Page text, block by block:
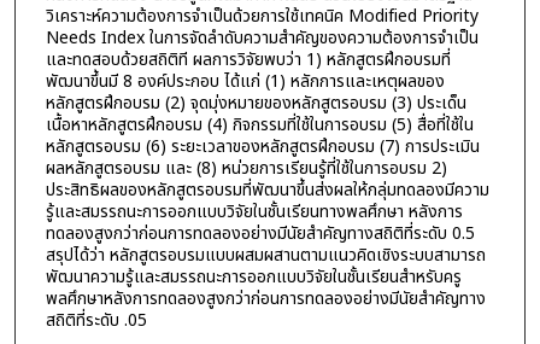
วิเคราะห์ความต้องการจำเป็นด้วยการใช้เทคนิค Modified Priority
Needs Index ในการจัดลำดับความสำคัญของความต้องการจำเป็น
และทดสอบด้วยสถิติที ผลการวิจัยพบว่า 1) หลักสูตรฝึกอบรมที่
พัฒนาขึ้นมี 8 องค์ประกอบ ได้แก่ (1) หลักการและเหตุผลของ
หลักสูตรฝึกอบรม (2) จุดมุ่งหมายของหลักสูตรอบรม (3) ประเด็น
เนื้อหาหลักสูตรฝึกอบรม (4) กิจกรรมที่ใช้ในการอบรม (5) สื่อที่ใช้ใน
หลักสูตรอบรม (6) ระยะเวลาของหลักสูตรฝึกอบรม (7) การประเมิน
ผลหลักสูตรอบรม และ (8) หน่วยการเรียนรู้ที่ใช้ในการอบรม 2)
ประสิทธิผลของหลักสูตรอบรมที่พัฒนาขึ้นส่งผลให้กลุ่มทดลองมีความ
รู้และสมรรถนะการออกแบบวิจัยในชั้นเรียนทางพลศึกษา หลังการ
ทดลองสูงกว่าก่อนการทดลองอย่างมีนัยสำคัญทางสถิติที่ระดับ 0.5
สรุปได้ว่า หลักสูตรอบรมแบบผสมผสานตามแนวคิดเชิงระบบสามารถ
พัฒนาความรู้และสมรรถนะการออกแบบวิจัยในชั้นเรียนสำหรับครู
พลศึกษาหลังการทดลองสูงกว่าก่อนการทดลองอย่างมีนัยสำคัญทาง
สถิติที่ระดับ .05